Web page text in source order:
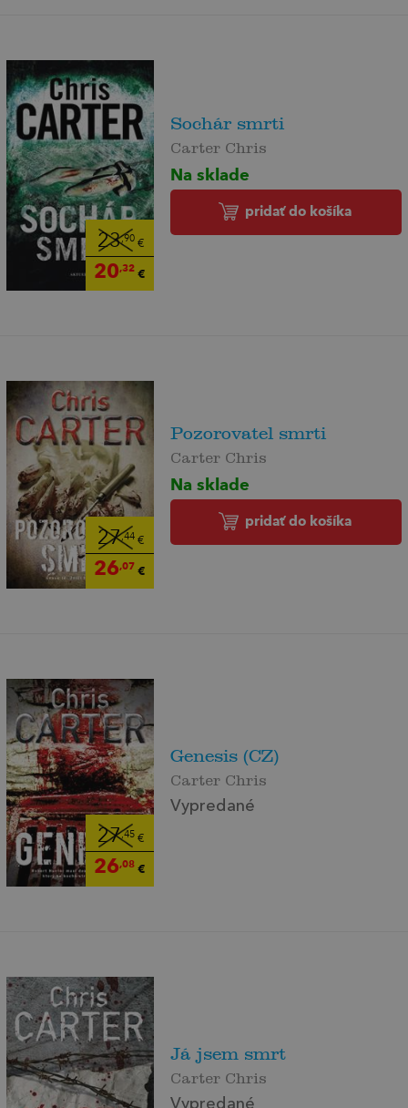
23,90€
20,32€
Sochár smrti
Carter Chris
Na sklade
pridať do košíka
27,44€
26,07 €
Pozorovatel smrti
Carter Chris
Na sklade
pridať do košíka
27,45€
26,08€
Genesis (CZ)
Carter Chris
Vypredané
Já jsem smrt
Carter Chris
Vypredané